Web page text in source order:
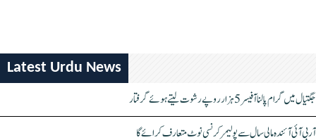
Latest Urdu News
جگتیال میں گرام پالنا آفیسر 5 ہزار روپے رشوت لیتے ہوئے گرفتار
آر بی آئی آئندہ مالی سال سے پولیمر کرنسی نوٹ متعارف کرائے گا